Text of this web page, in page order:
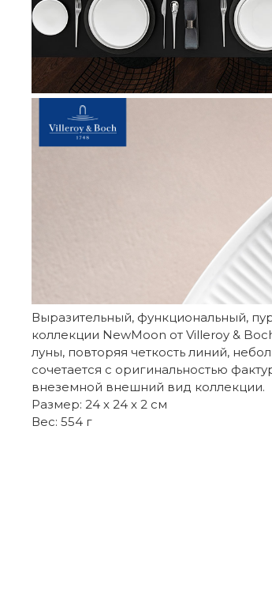
Выразительный, функциональный,
коллекции NewMoon от Villeroy &
луны, повторяя четкость линий,
сочетается с оригинальностью
внеземной внешний вид коллекции.
Размер: 24 х 24 х 2 см
Вес: 554 г
Приобрела набит из 4